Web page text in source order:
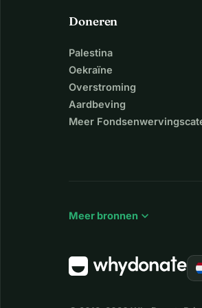
Doneren
Palestina
Oekraïne
Overstroming
Aardbeving
Meer
Meer bronnen expand_more